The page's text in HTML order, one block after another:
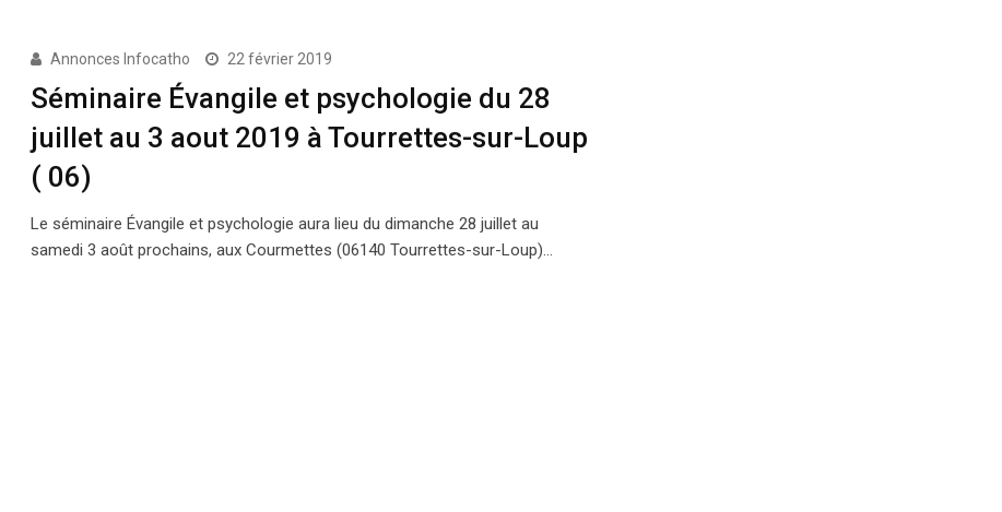
Annonces Infocatho 22 février 2019
Séminaire Évangile et psychologie du 28
juillet au 3 aout 2019 à Tourrettes-sur-Loup
( 06)
Le séminaire Évangile et psychologie aura lieu du dimanche 28 juillet au
samedi 3 août prochains, aux Courmettes (06140 Tourrettes-sur-Loup)…